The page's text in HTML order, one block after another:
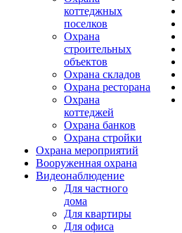
коттеджных
поселков
Охрана
строительных
объектов
Охрана складов
Охрана ресторана
Охрана
коттеджей
Охрана банков
Охрана стройки
Охрана мероприятий
Вооруженная охрана
Видеонаблюдение
Для частного
дома
Для квартиры
Для офиса